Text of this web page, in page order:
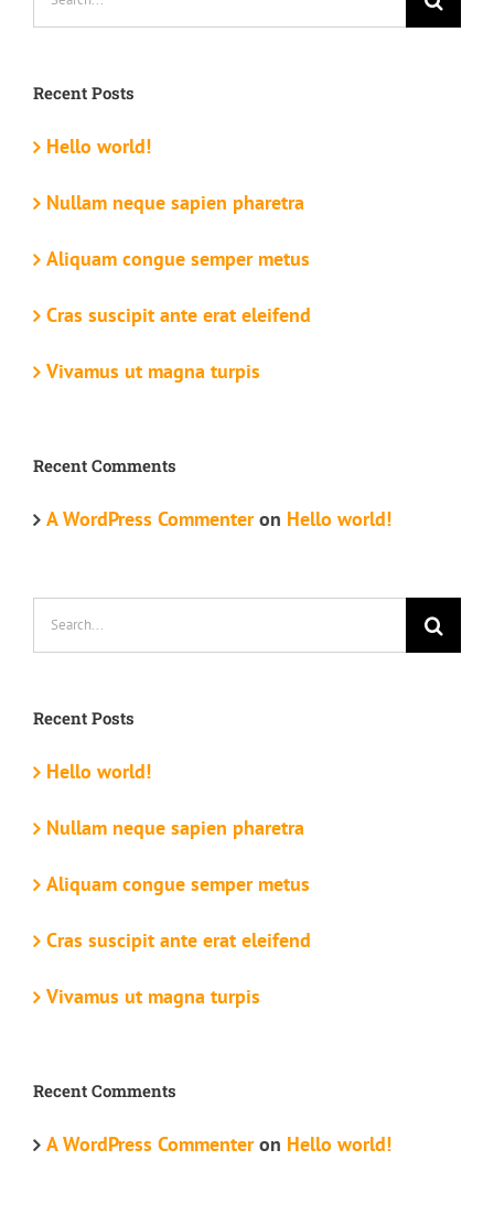
for:
Recent Posts
Hello world!
Nullam neque sapien pharetra
Aliquam congue semper metus
Cras suscipit ante erat eleifend
Vivamus ut magna turpis
Recent Comments
A WordPress Commenteron Hello world!
for:
Recent Posts
Hello world!
Nullam neque sapien pharetra
Aliquam congue semper metus
Cras suscipit ante erat eleifend
Vivamus ut magna turpis
Recent Comments
A WordPress Commenteron Hello world!